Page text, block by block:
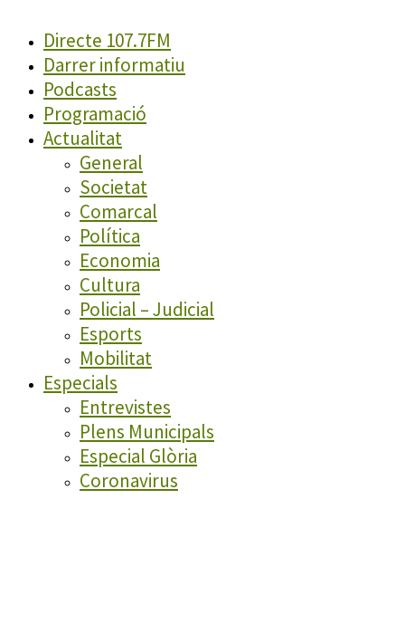
Directe 107.7FM
Darrer informatiu
Podcasts
Programació
Actualitat
General
Societat
Comarcal
Política
Economia
Cultura
Policial – Judicial
Esports
Mobilitat
Especials
Entrevistes
Plens Municipals
Especial Glòria
Coronavirus